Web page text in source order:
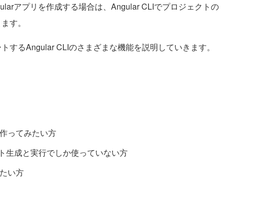
アプリを作成する場合は、Angular CLIでプロジェクトの
す。
するAngular CLIのさまざまな機能を説明していきます。
ってみたい方
生成と実行でしか使っていない方
い方